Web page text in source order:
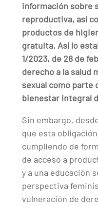
información sobre
reproductiva, así
productos de
gratuita. Así lo
1/2023, de 28 de
derecho a la salud
sexual como parte
bienestar integral
Sin embargo,
que esta
cumpliendo de
de acceso a
y a una educación
perspectiva
vulneración de